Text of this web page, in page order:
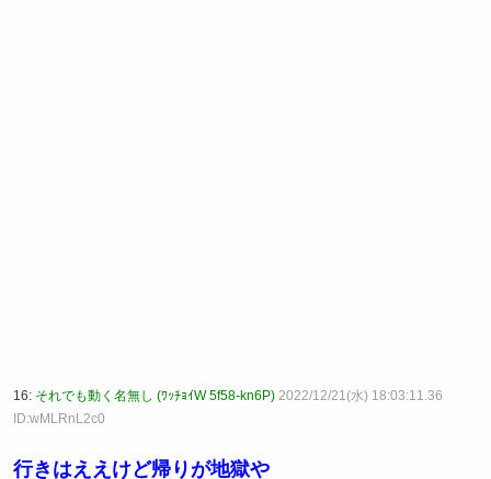
16: それでも動く名無し (ﾜｯﾁｮｲW 5f58-kn6P) 2022/12/21(水) 18:03:11.36
ID:wMLRnL2c0
行きはええけど帰りが地獄や